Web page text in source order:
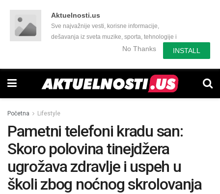
Aktuelnosti.us
Sve najvažnije vesti, korisne informacije,
dešavanja iz sveta muzike, sporta, tehnologije i
još mnogo toga zanimljivog.No Thanks INSTALL
Početna Lifestyle
Pametni telefoni kradu san:
Skoro polovina tinejdžera
ugrožava zdravlje i uspeh u
školi zbog noćnog skrolovanja